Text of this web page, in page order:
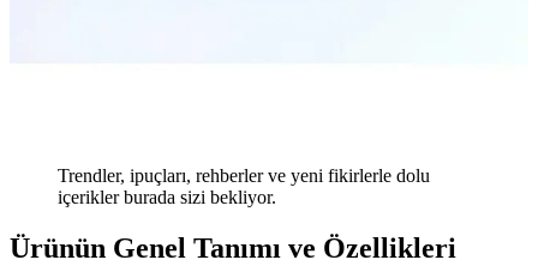
Trendler, ipuçları, rehberler ve yeni fikirlerle dolu
içerikler burada sizi bekliyor.
Ürünün Genel Tanımı ve Özellikleri